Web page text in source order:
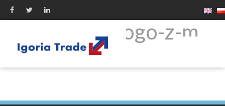
klasomat-logo-z-m